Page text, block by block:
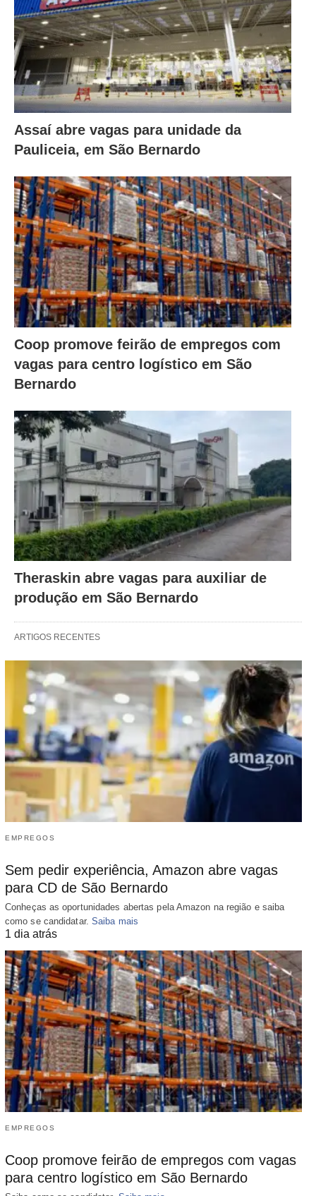
Assaí abre vagas para unidade da
Pauliceia, em São Bernardo
Coop promove feirão de empregos com
vagas para centro logístico em São
Bernardo
Theraskin abre vagas para auxiliar de
produção em São Bernardo
ARTIGOS RECENTES
EMPREGOS
Sem pedir experiência, Amazon abre vagas
para CD de São Bernardo
Conheças as oportunidades abertas pela Amazon na região e saiba
como se candidatar. Saiba mais
1 dia atrás
EMPREGOS
Coop promove feirão de empregos com vagas
para centro logístico em São Bernardo